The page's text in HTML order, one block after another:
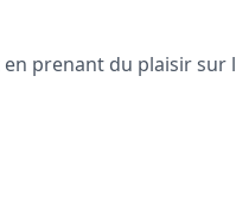
prenant du plaisir